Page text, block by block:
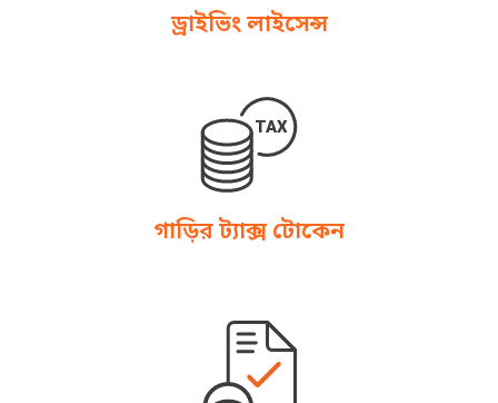
ড্রাইভিং লাইসেন্স
গাড়ির ট্যাক্স টোকেন